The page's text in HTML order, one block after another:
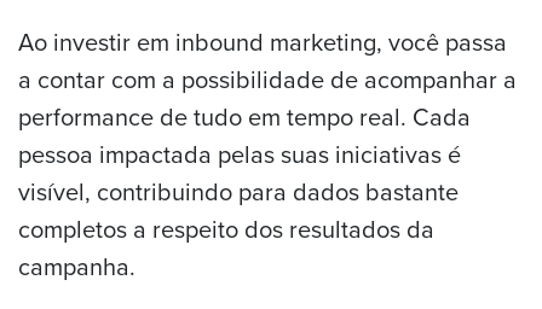
Ao investir em inbound marketing, você passa
a contar com a possibilidade de acompanhar a
performance de tudo em tempo real. Cada
pessoa impactada pelas suas iniciativas é
visível, contribuindo para dados bastante
completos a respeito dos resultados da
campanha.